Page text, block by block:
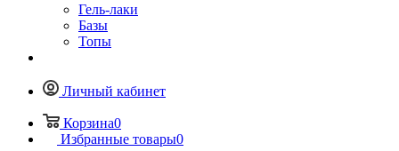
Гель-лаки
Базы
Топы
Личный кабинет
Корзина0
Избранные товары0